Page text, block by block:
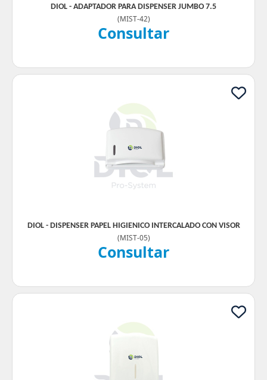
DIOL - ADAPTADOR PARA DISPENSER JUMBO 7.5
(MIST-42)
Consultar
DIOL - DISPENSER PAPEL HIGIENICO INTERCALADO CON VISOR
(MIST-05)
Consultar